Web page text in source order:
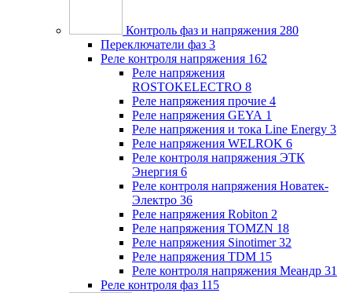
Контроль фаз и напряжения 280
Переключатели фаз 3
Реле контроля напряжения 162
Реле напряжения
ROSTOKELECTRO 8
Реле напряжения прочие 4
Реле напряжения GEYA 1
Реле напряжения и тока Line Energy 3
Реле напряжения WELROK 6
Реле контроля напряжения ЭТК
Энергия 6
Реле контроля напряжения Новатек-
Электро 36
Реле напряжения Robiton 2
Реле напряжения TOMZN 18
Реле напряжения Sinotimer 32
Реле напряжения TDM 15
Реле контроля напряжения Меандр 31
Реле контроля фаз 115